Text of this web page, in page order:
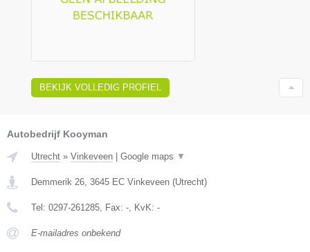
BEKIJK VOLLEDIG PROFIEL
Autobedrijf Kooyman
Utrecht » Vinkeveen Google maps ▼
Demmerik 26, 3645 EC Vinkeveen (Utrecht)
Tel: 0297-261285, Fax: -, KvK: -
E-mailadres onbekend